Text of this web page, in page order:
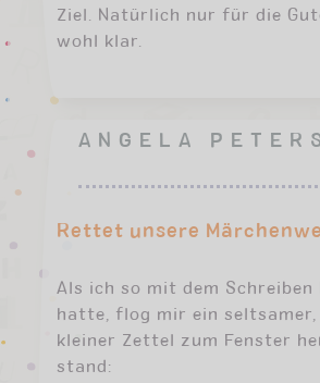
Ziel. Natürlich nur für die
wohl klar.
ANGELA
Rettet unsere
Als ich so mit dem Schreiben
hatte, flog mir ein
kleiner Zettel zum Fenster
stand: